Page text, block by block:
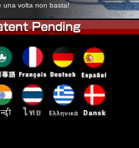
una volta non basta!